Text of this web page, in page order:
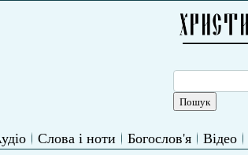
Слова і ноти Богослов'я Відео